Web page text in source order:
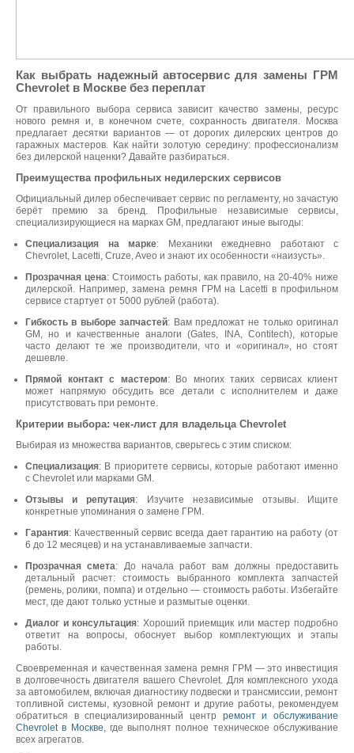
Как выбрать надежный автосервис для замены ГРМ
Chevrolet в Москве без переплат
От правильного выбора сервиса зависит качество замены, ресурс
нового ремня и, в конечном счете, сохранность двигателя. Москва
предлагает десятки вариантов — от дорогих дилерских центров до
гаражных мастеров. Как найти золотую середину: профессионализм
без дилерской наценки? Давайте разбираться.
Преимущества профильных недилерских сервисов
Официальный дилер обеспечивает сервис по регламенту, но зачастую
берёт премию за бренд. Профильные независимые сервисы,
специализирующиеся на марках GM, предлагают иные выгоды:
Специализация на марке: Механики ежедневно работают с
Chevrolet, Lacetti, Cruze, Aveo и знают их особенности «наизусть».
Прозрачная цена: Стоимость работы, как правило, на 20-40% ниже
дилерской. Например, замена ремня ГРМ на Lacetti в профильном
сервисе стартует от 5000 рублей (работа).
Гибкость в выборе запчастей: Вам предложат не только оригинал
GM, но и качественные аналоги (Gates, INA, Contitech), которые
часто делают те же производители, что и «оригинал», но стоят
дешевле.
Прямой контакт с мастером: Во многих таких сервисах клиент
может напрямую обсудить все детали с исполнителем и даже
присутствовать при ремонте.
Критерии выбора: чек-лист для владельца Chevrolet
Выбирая из множества вариантов, сверьтесь с этим списком:
Специализация: В приоритете сервисы, которые работают именно
с Chevrolet или марками GM.
Отзывы и репутация: Изучите независимые отзывы. Ищите
конкретные упоминания о замене ГРМ.
Гарантия: Качественный сервис всегда дает гарантию на работу (от
6 до 12 месяцев) и на устанавливаемые запчасти.
Прозрачная смета: До начала работ вам должны предоставить
детальный расчет: стоимость выбранного комплекта запчастей
(ремень, ролики, помпа) и отдельно — стоимость работы. Избегайте
мест, где дают только устные и размытые оценки.
Диалог и консультация: Хороший приемщик или мастер подробно
ответит на вопросы, обоснует выбор комплектующих и этапы
работы.
Своевременная и качественная замена ремня ГРМ — это инвестиция
в долговечность двигателя вашего Chevrolet. Для комплексного ухода
за автомобилем, включая диагностику подвески и трансмиссии, ремонт
топливной системы, кузовной ремонт и другие работы, рекомендуем
обратиться в специализированный центр ремонт и обслуживание
Chevrolet в Москве, где выполнят полное техническое обслуживание
всех агрегатов.